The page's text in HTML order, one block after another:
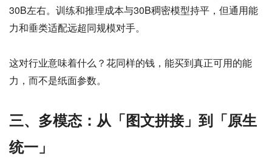
30B左右。训练和推理成本与30B稠密模型持平，但通用能
力和垂类适配远超同规模对手。
这对行业意味着什么？花同样的钱，能买到真正可用的能
力，而不是纸面参数。
三、多模态：从「图文拼接」到「原生
统一」